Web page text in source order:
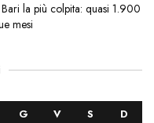
la più colpita: quasi 1.900
mesi
G V S
D